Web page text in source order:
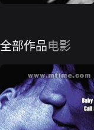
全部作品电影